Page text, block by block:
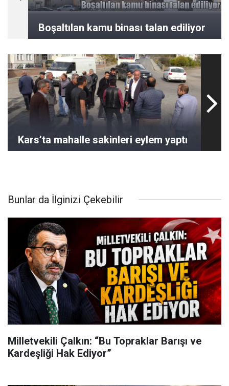
Boşaltılan kamu binası talan ediliyor
Kars’ta mahalle sakinleri eylem yaptı
Bunlar da İlginizi Çekebilir
Milletvekili Çalkın: “Bu Topraklar Barışı ve
Kardeşliği Hak Ediyor”